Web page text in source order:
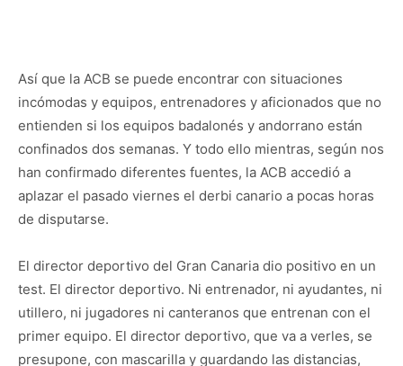
Así que la ACB se puede encontrar con situaciones
incómodas y equipos, entrenadores y aficionados que no
entienden si los equipos badalonés y andorrano están
confinados dos semanas. Y todo ello mientras, según nos
han confirmado diferentes fuentes, la ACB accedió a
aplazar el pasado viernes el derbi canario a pocas horas
de disputarse.
El director deportivo del Gran Canaria dio positivo en un
test. El director deportivo. Ni entrenador, ni ayudantes, ni
utillero, ni jugadores ni canteranos que entrenan con el
primer equipo. El director deportivo, que va a verles, se
presupone, con mascarilla y guardando las distancias,